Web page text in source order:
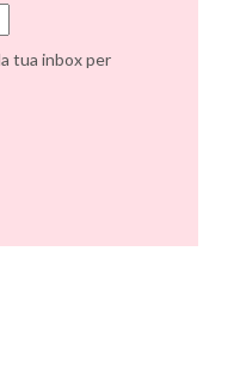
tua inbox per